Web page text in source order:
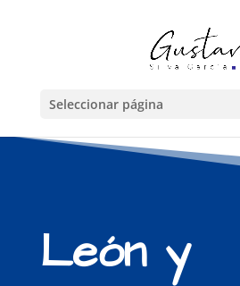
Seleccionar página
León y